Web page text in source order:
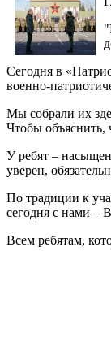
Сегодня в
военно-
Мы собрали их
Чтобы объяснить,
У ребят –
уверен,
По традиции к
сегодня с нами –
Всем ребятам,